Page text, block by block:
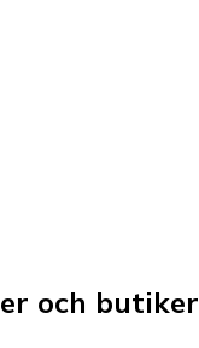
och butiker